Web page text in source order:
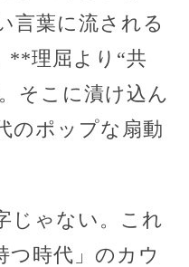
言葉に流される
**理屈より“共
そこに漬け込ん
のポップな扇動
じゃない。これ
つ時代」のカウ